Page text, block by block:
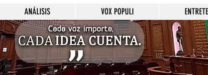
ANÁLISIS VOX POPULI